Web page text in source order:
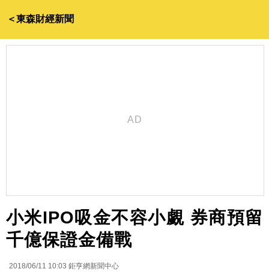
＜東森財經新聞
小米IPO吸金不容小覷 券商預留
千億保證金備戰
2018/06/11 10:03 鉅亨網新聞中心